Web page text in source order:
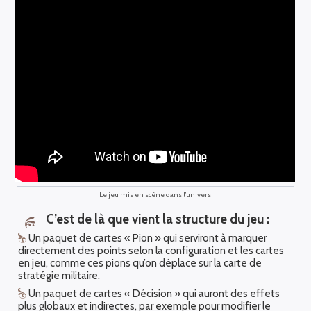
Le jeu mis en scène dans l’univers
C’est de là que vient la structure du jeu :
Un paquet de cartes « Pion » qui serviront à marquer
directement des points selon la configuration et les cartes
en jeu, comme ces pions qu’on déplace sur la carte de
stratégie militaire.
Un paquet de cartes « Décision » qui auront des effets
plus globaux et indirectes, par exemple pour modifier le